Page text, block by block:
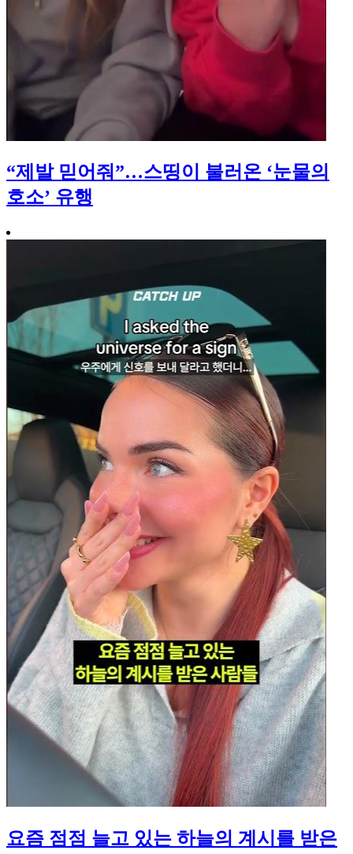
“제발 믿어줘”…스띵이 불러온 ‘눈물의
호소’ 유행
요즘 점점 늘고 있는 하늘의 계시를 받은